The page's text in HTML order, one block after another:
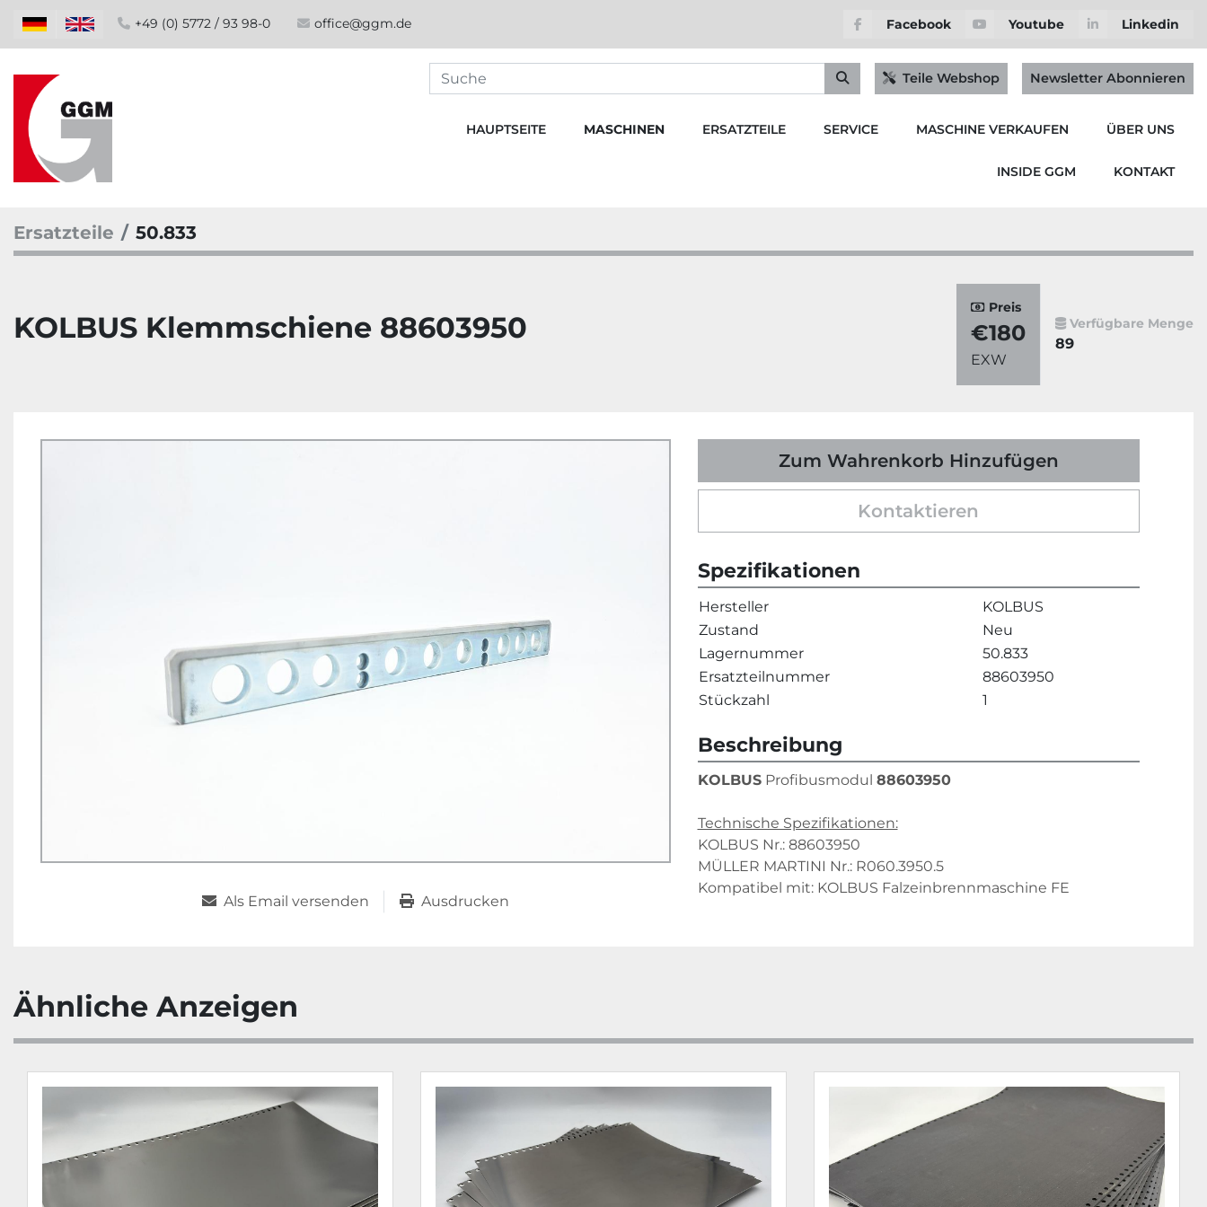
+49 (0) 5772 / 93 98-0 office@ggm.de Facebook Youtube Linkedin
Teile Webshop Newsletter Abonnieren
HAUPTSEITE MASCHINEN ERSATZTEILE SERVICE MASCHINE VERKAUFEN ÜBER UNS
INSIDE GGM KONTAKT
Ersatzteile 50.833
KOLBUS Klemmschiene 88603950
Preis
€180
EXW
Verfügbare Menge
89
Zum Wahrenkorb Hinzufügen
Kontaktieren
Als Email versenden Ausdrucken
Spezifikationen
Hersteller
KOLBUS
Zustand
Neu
Lagernummer
50.833
Ersatzteilnummer
88603950
Stückzahl
1
Beschreibung
KOLBUS Profibusmodul 88603950
Technische Spezifikationen:
KOLBUS Nr.: 88603950
MÜLLER MARTINI Nr.: R060.3950.5
Kompatibel mit: KOLBUS Falzeinbrennmaschine FE
Ähnliche Anzeigen